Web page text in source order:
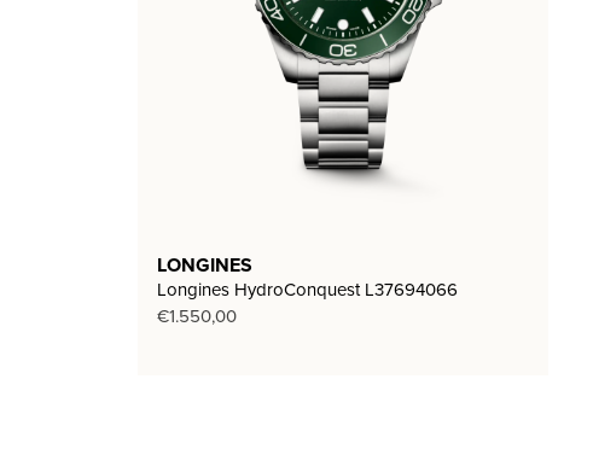
LONGINES
Longines HydroConquest L37694066
€1.550,00